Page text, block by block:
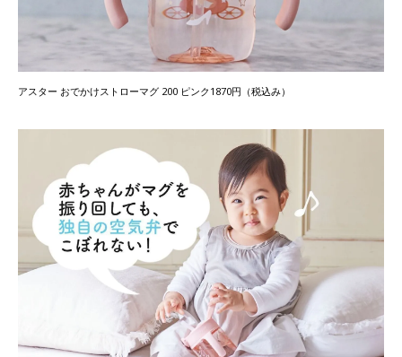
アスター おでかけストローマグ 200 ピンク1870円（税込み）